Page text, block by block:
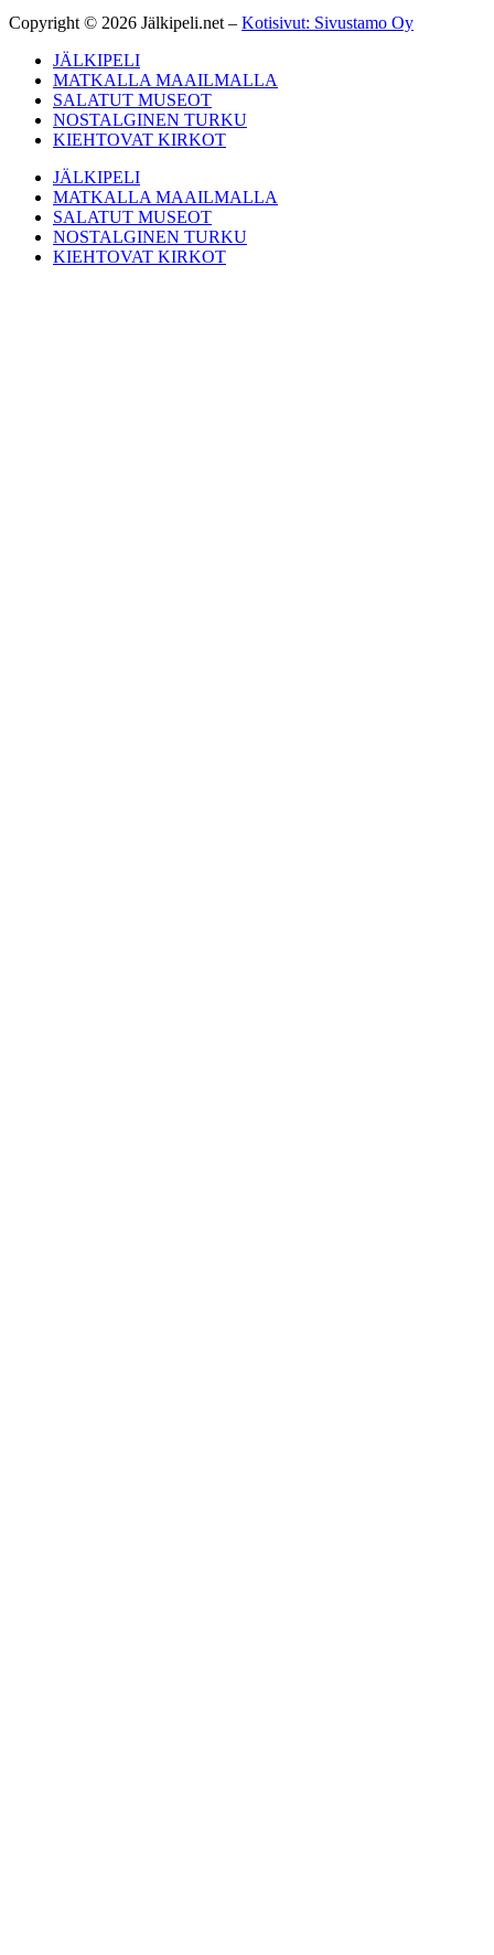
helmikuu 2017
maaliskuu 2010
Copyright © 2026 Jälkipeli.net –Kotisivut: Sivustamo Oy
JÄLKIPELI
MATKALLA MAAILMALLA
NOSTALGINEN TURKU
KIEHTOVAT KIRKOT
JÄLKIPELI
MATKALLA MAAILMALLA